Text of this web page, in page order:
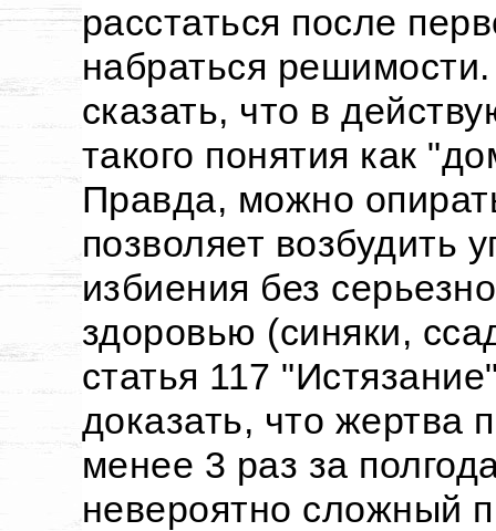
расстаться после
набраться
сказать, что в
такого понятия как
Правда, можно
позволяет возбудить
избиения без
здоровью (синяки,
статья 117
доказать, что жертва
менее 3 раз за
невероятно сложный